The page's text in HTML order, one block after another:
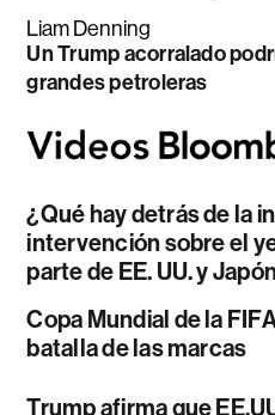
Liam Denning
Un Trump acorralado
grandes petroleras
¿Qué hay detrás de la
intervención sobre el
parte de EE. UU. y
Copa Mundial de la
batalla de las marcas
Trump afirma que